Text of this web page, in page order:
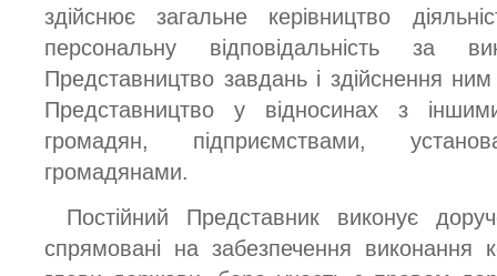
здійснює загальне керівництво
персональну відповідальність за
Представництво завдань і здійснення
Представництво у відносинах з
громадян, підприємствами,
громадянами.
Постійний Представник виконує
спрямовані на забезпечення виконання